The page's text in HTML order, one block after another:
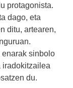
protagonista.
dago, eta
ditu, artearen,
enarak sinbolo
iradokitzailea
du.